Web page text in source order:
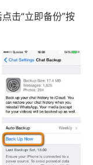
击“立即备份”按